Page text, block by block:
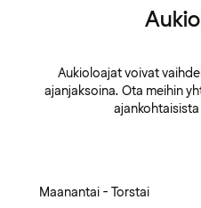
Aukioloajat voivat
ajanjaksoina. Ota meihin
Maanantai - Torstai